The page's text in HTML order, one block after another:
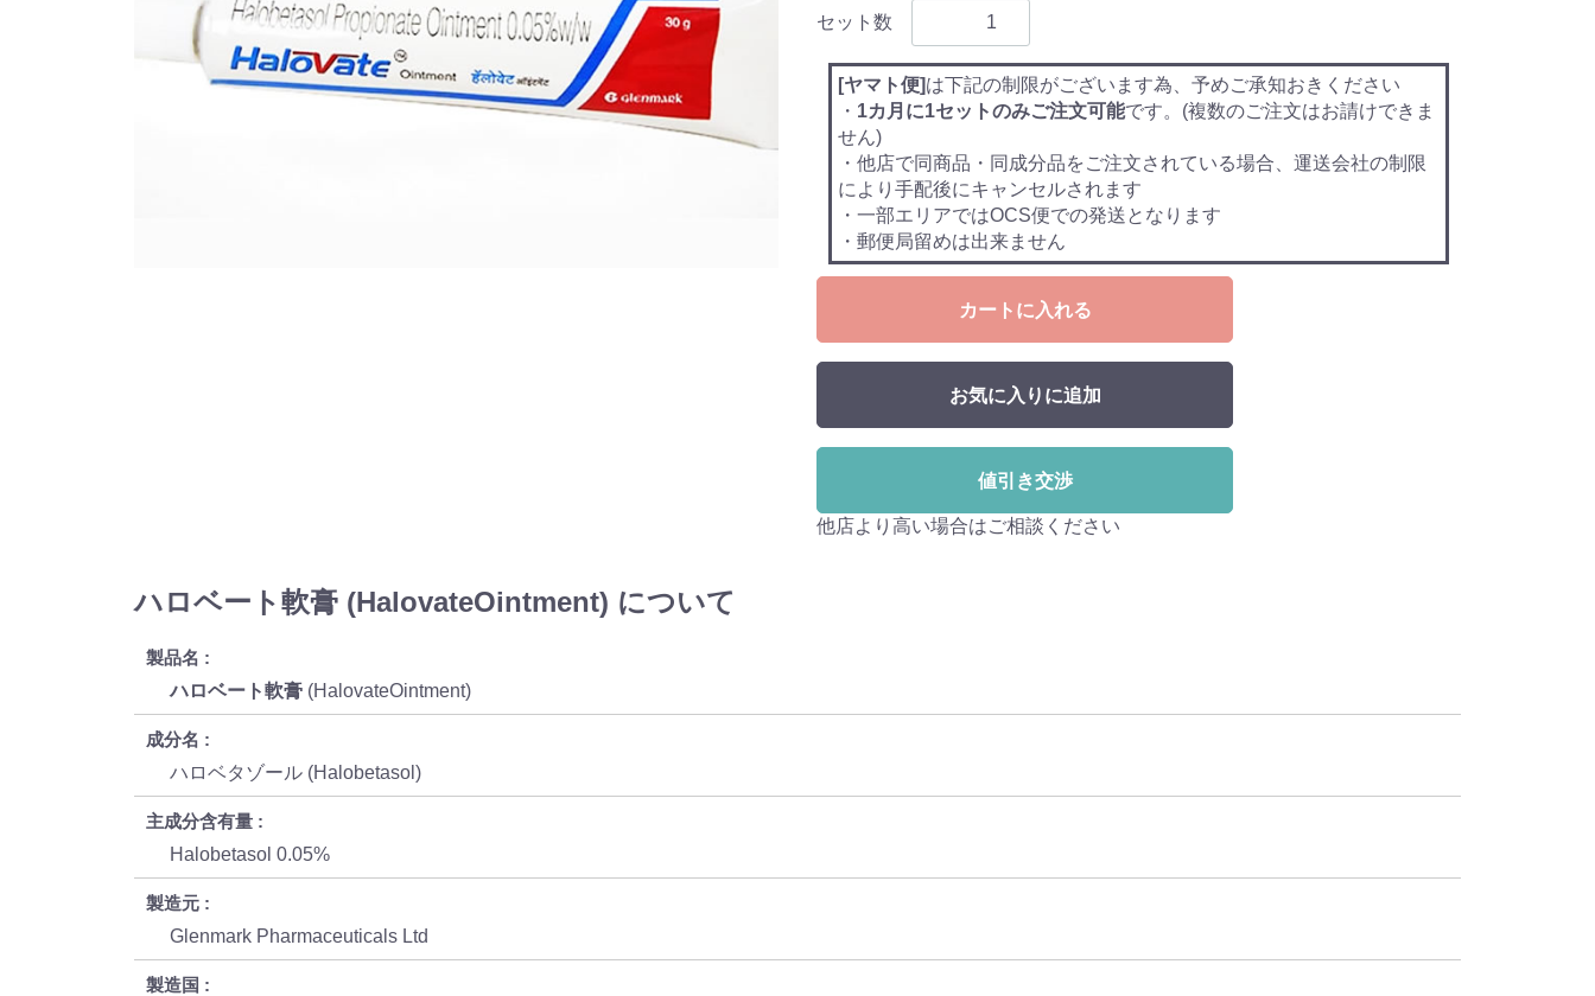
セット数
[ヤマト便]は下記の制限がございます為、予めご承知おきください
・ 1カ月に1セットのみご注文可能です。(複数のご注文はお請けできま
せん)
・他店で同商品・同成分品をご注文されている場合、運送会社の制限
により手配後にキャンセルされます
・一部エリアではOCS便での発送となります
・郵便局留めは出来ません
カートに入れる
お気に入りに追加
値引き交渉
他店より高い場合はご相談ください
ハロベート軟膏 (HalovateOintment) について
製品名
ハロベート軟膏 (HalovateOintment)
成分名
ハロベタゾール (Halobetasol)
主成分含有量
Halobetasol 0.05%
製造元
Glenmark Pharmaceuticals Ltd
製造国